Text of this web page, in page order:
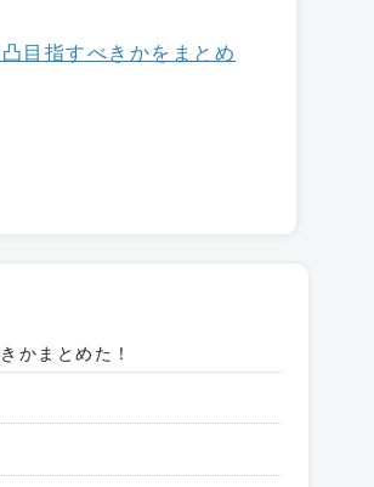
目指すべきかをまとめ
かまとめた！